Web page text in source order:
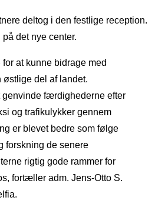
deltog i den festlige reception.
det nye center.
at kunne bidrage med
østlige del af landet.
genvinde færdighederne efter
og trafikulykker gennem
er blevet bedre som følge
forskning de senere
rigtig gode rammer for
fortæller adm. Jens-Otto S.